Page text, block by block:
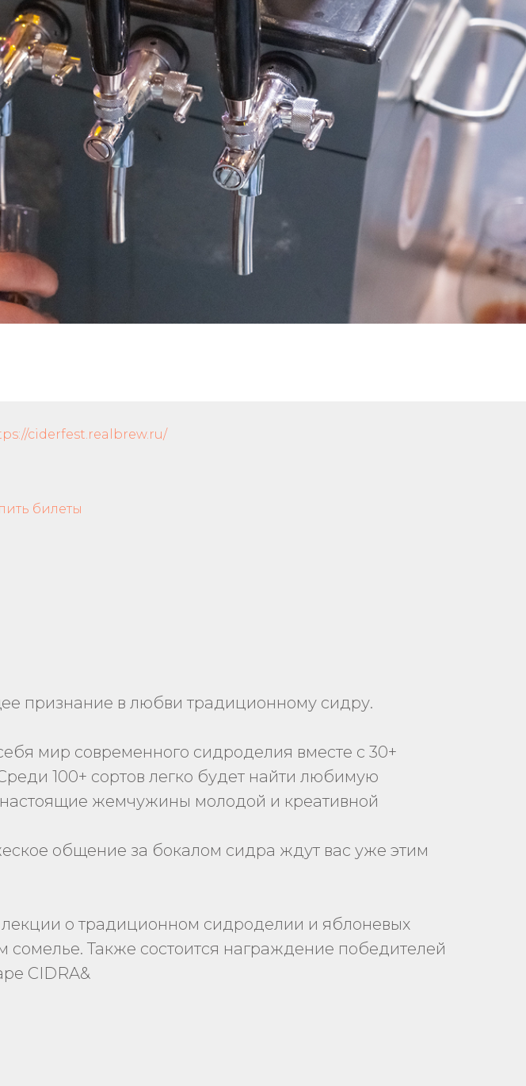
ciderfest.realbrew.ru/
билеты
признание в любви традиционному сидру.
мир современного сидроделия вместе с 30+
100+ сортов легко будет найти любимую
жемчужины молодой и креативной
общение за бокалом сидра ждут вас уже этим
о традиционном сидроделии и яблоневых
сомелье. Также состоится награждение победителей
CIDRA&